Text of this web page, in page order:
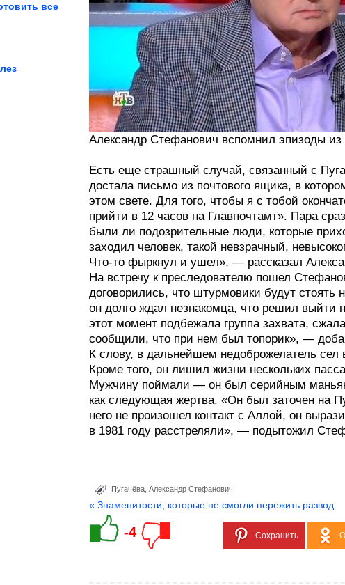
дня.
все
Александр Стефанович вспомнил эпизоды
Есть еще страшный случай, связанный с
достала письмо из почтового ящика, в
этом свете. Для того, чтобы я с тобой
прийти в 12 часов на Главпочтамт». Пара
были ли подозрительные люди, которые
заходил человек, такой невзрачный,
Что-то фыркнул и ушел», — рассказал
На встречу к преследователю пошел
договорились, что штурмовики будут стоять
он долго ждал незнакомца, что решил выйти
этот момент подбежала группа захвата,
сообщили, что при нем был топорик», —
К слову, в дальнейшем недоброжелатель сел
Кроме того, он лишил жизни нескольких
Мужчину поймали — он был серийным
как следующая жертва. «Он был заточен на
него не произошел контакт с Аллой, он
в 1981 году расстреляли», — подытожил
Пугачёва Александр Стефанович
« Знаменитости, которые не смогли пережить развод
-4 Сохранить